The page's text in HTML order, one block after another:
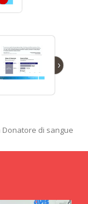
›
Donatore di sangue